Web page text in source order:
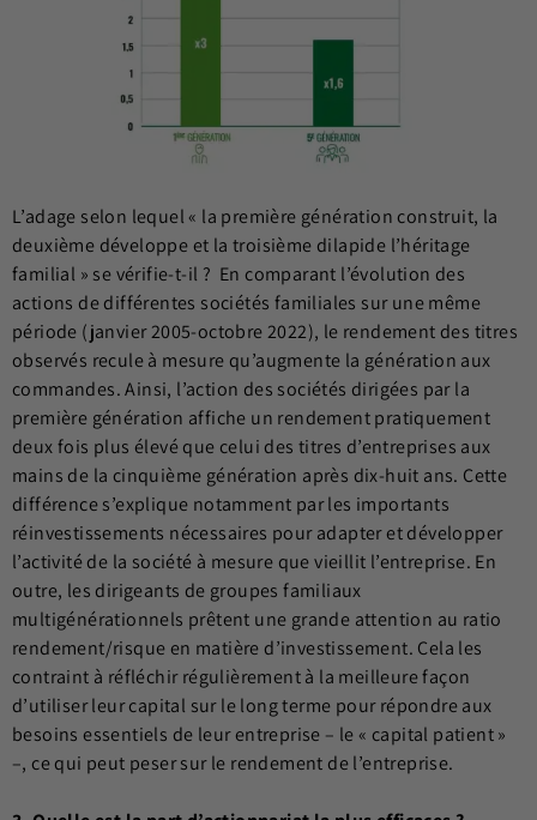
L’adage selon lequel « la première génération construit, la
deuxième développe et la troisième dilapide l’héritage
familial » se vérifie-t-il ? En comparant l’évolution des
actions de différentes sociétés familiales sur une même
période (janvier 2005-octobre 2022), le rendement des titres
observés recule à mesure qu’augmente la génération aux
commandes. Ainsi, l’action des sociétés dirigées par la
première génération affiche un rendement pratiquement
deux fois plus élevé que celui des titres d’entreprises aux
mains de la cinquième génération après dix-huit ans. Cette
différence s’explique notamment par les importants
réinvestissements nécessaires pour adapter et développer
l’activité de la société à mesure que vieillit l’entreprise. En
outre, les dirigeants de groupes familiaux
multigénérationnels prêtent une grande attention au ratio
rendement/risque en matière d’investissement. Cela les
contraint à réfléchir régulièrement à la meilleure façon
d’utiliser leur capital sur le long terme pour répondre aux
besoins essentiels de leur entreprise – le « capital patient »
–, ce qui peut peser sur le rendement de l’entreprise.